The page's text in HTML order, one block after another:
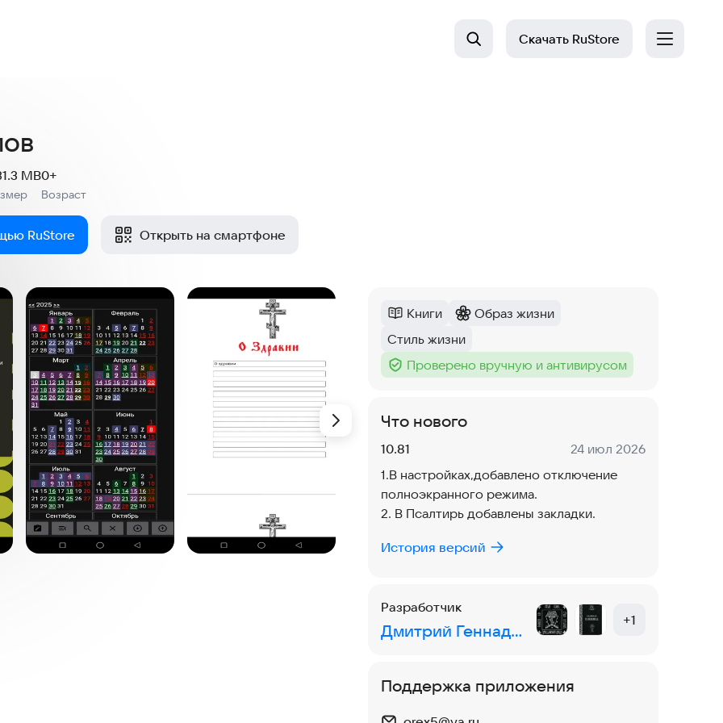
Скачать RuStore
MB
Возраст
0+
RuStore Открыть на смартфоне
Категория
Книги
Категория:
Образ жизни
Тег:
Стиль жизни
Тег :
Проверено вручную и антивирусом
Что нового
Версия:
10.81 Дата:
24 июл 2026
1.В настройках,добавлено отключение
полноэкранного режима.
2. В Псалтирь добавлены закладки.
История версий
Разработчик
Дмитрий Геннадиевич Сутулин
+1
Поддержка приложения